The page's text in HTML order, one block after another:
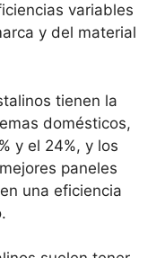
variables
y del material
tienen la
domésticos,
y el 24%, y los
paneles
una eficiencia